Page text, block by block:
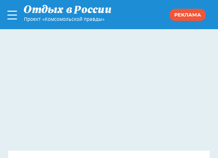
Проект «Комсомольской правды»
РЕКЛАМА